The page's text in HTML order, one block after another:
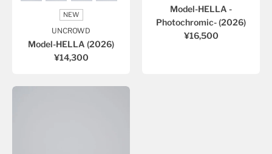
NEW
UNCROWD
Model-HELLA (2026)
¥14,300
Model-HELLA -
Photochromic- (2026)
¥16,500